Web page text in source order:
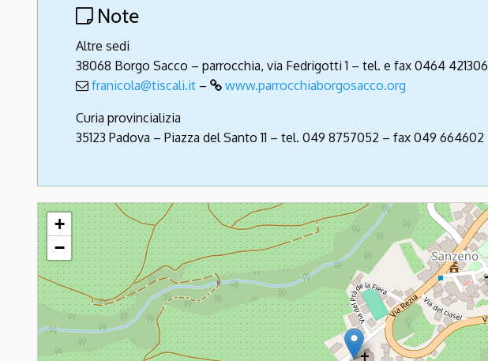
Note
Altre sedi
38068 Borgo Sacco – parrocchia, via Fedrigotti 1 – tel. e fax 0464 421306
franicola@tiscali.it – www.parrocchiaborgosacco.org
Curia provincializia
35123 Padova – Piazza del Santo 11 – tel. 049 8757052 – fax 049 664602
Frati Minori Conventuali
+
−